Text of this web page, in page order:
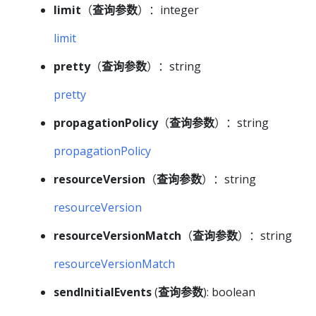
limit （查询参数）：integer
limit
pretty（查询参数）：string
pretty
propagationPolicy（查询参数）：string
propagationPolicy
resourceVersion （查询参数）：string
resourceVersion
resourceVersionMatch （查询参数）：string
resourceVersionMatch
sendInitialEvents(查询参数): boolean